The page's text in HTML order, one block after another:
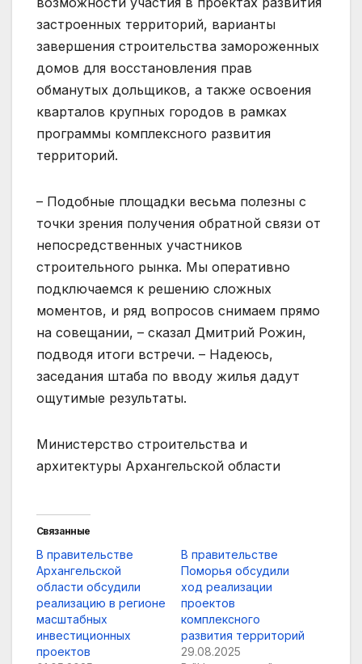
застроенных территорий, варианты
завершения строительства замороженных
домов для восстановления прав
обманутых дольщиков, а также освоения
кварталов крупных городов в рамках
программы комплексного развития
территорий.
– Подобные площадки весьма полезны с
точки зрения получения обратной связи от
непосредственных участников
строительного рынка. Мы оперативно
подключаемся к решению сложных
моментов, и ряд вопросов снимаем прямо
на совещании, – сказал Дмитрий Рожин,
подводя итоги встречи. – Надеюсь,
заседания штаба по вводу жилья дадут
ощутимые результаты.
Министерство строительства и
архитектуры Архангельской области
Связанные
В правительстве
Архангельской
области обсудили
реализацию в регионе
масштабных
инвестиционных
проектов
В правительстве
Поморья обсудили
ход реализации
проектов
комплексного
развития территорий
29.08.2025